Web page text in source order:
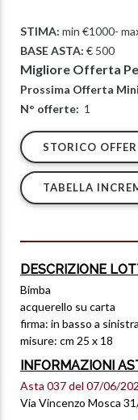
STIMA: min €1000-
BASE ASTA: € 500
Migliore Offerta
Prossima Offerta
N° offerte: 1
STORICO
TABELLA
DESCRIZIONE
Bimba
acquerello su carta
firma: in basso a sinistra
misure: cm 25 x 18
INFORMAZIONI
Asta 037 del 07/06/
Via Vincenzo Mosca